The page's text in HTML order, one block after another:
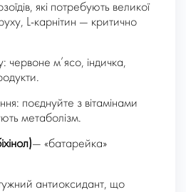
які потребують великої
руху, L-карнітин — критично
червоне м’ясо, індичка,
поєднуйте з вітамінами
метаболізм.
— «батарейка»
антиоксидант, що